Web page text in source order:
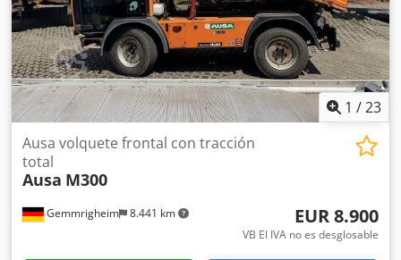
1 /23
Gemmrigheim 8.441 km
Ausa volquete frontal con tracción
total
Ausa M300
EUR 8.900
VB El IVA no es desglosable